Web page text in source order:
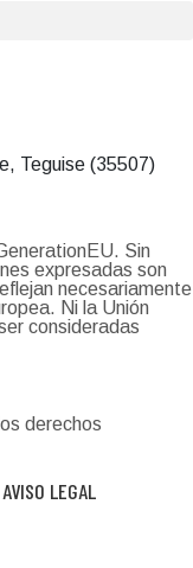
Teguise (35507)
Sin
expresadas son
necesariamente
Ni la Unión
consideradas
derechos
AVISO LEGAL